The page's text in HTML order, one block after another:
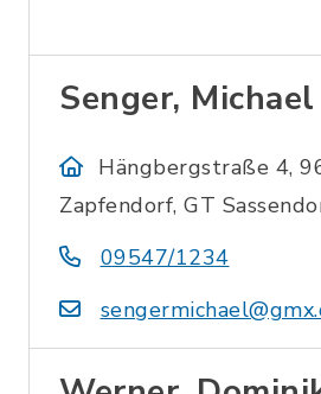
Senger, Michael
Hängbergstraße 4,
Zapfendorf, GT
09547/1234